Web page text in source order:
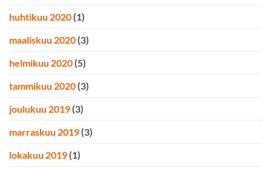
huhtikuu 2020 (1)
maaliskuu 2020 (3)
helmikuu 2020 (5)
tammikuu 2020 (3)
joulukuu 2019 (3)
marraskuu 2019 (3)
lokakuu 2019 (1)